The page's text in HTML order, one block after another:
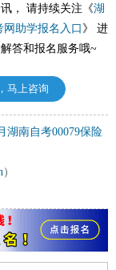
， 请持续关注《湖
网助学报名入口 》 进
答和报名服务哦~
马上咨询
湖南自考00079保险
）